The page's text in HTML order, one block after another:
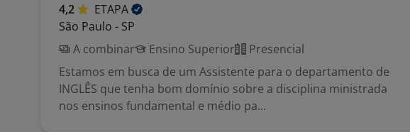
4,2
ETAPA
São Paulo - SP
A combinar
Ensino Superior
Presencial
Estamos em busca de um Assistente para o departamento de
INGLÊS que tenha bom domínio sobre a disciplina ministrada
nos ensinos fundamental e médio pa...